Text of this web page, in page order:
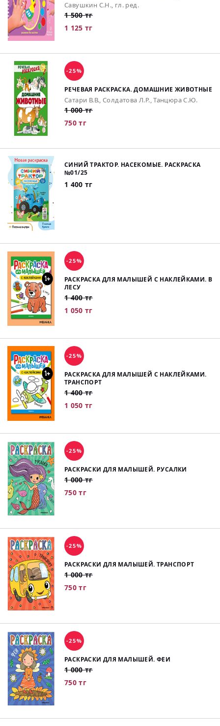
Савушкин С.Н., гл. ред.
1 500 тг
1 125 тг
-25%
РЕЧЕВАЯ РАСКРАСКА. ДОМАШНИЕ ЖИВОТНЫЕ
Сатари В.В., Солдатова Л.Р., Танцюра С.Ю.
1 000 тг
750 тг
СИНИЙ ТРАКТОР. НАСЕКОМЫЕ. РАСКРАСКА
№01/25
1 400 тг
-25%
РАСКРАСКА ДЛЯ МАЛЫШЕЙ С НАКЛЕЙКАМИ. В
ЛЕСУ
1 400 тг
1 050 тг
-25%
РАСКРАСКА ДЛЯ МАЛЫШЕЙ С НАКЛЕЙКАМИ.
ТРАНСПОРТ
1 400 тг
1 050 тг
-25%
РАСКРАСКИ ДЛЯ МАЛЫШЕЙ. РУСАЛКИ
1 000 тг
750 тг
-25%
РАСКРАСКИ ДЛЯ МАЛЫШЕЙ. ТРАНСПОРТ
1 000 тг
750 тг
-25%
РАСКРАСКИ ДЛЯ МАЛЫШЕЙ. ФЕИ
1 000 тг
750 тг